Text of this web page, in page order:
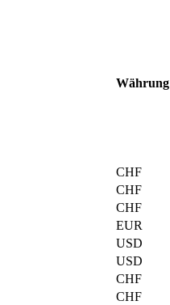
Währung
CHF
CHF
CHF
EUR
USD
USD
CHF
CHF